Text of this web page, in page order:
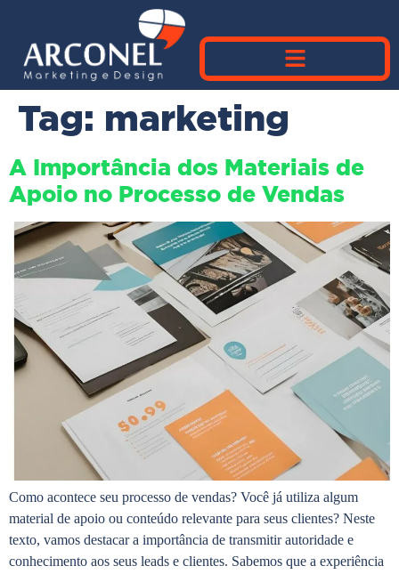
Tag: marketing
A Importância dos Materiais de
Apoio no Processo de Vendas
Como acontece seu processo de vendas? Você já utiliza algum
material de apoio ou conteúdo relevante para seus clientes? Neste
texto, vamos destacar a importância de transmitir autoridade e
conhecimento aos seus leads e clientes. Sabemos que a experiência